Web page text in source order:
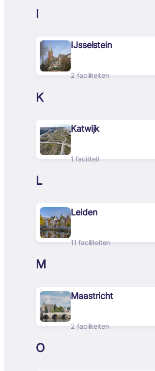
I
IJsselstein
2 faciliteiten
K
Katwijk
1 faciliteit
L
Leiden
11 faciliteiten
M
Maastricht
2 faciliteiten
O